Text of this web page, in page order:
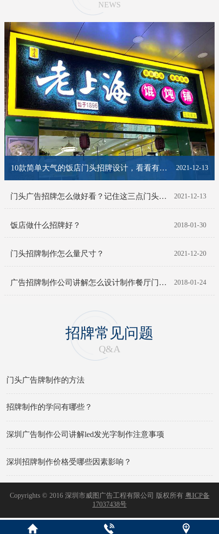
NEWS
2021-12-13
10款简单大气的饭店门头招牌设计，看看有你喜欢的那一款吗？
2021-12-13
门头广告招牌怎么做好看？记住这三点门头招牌脱颖而出！
2018-01-30
饭店做什么招牌好？
2021-12-20
门头招牌制作怎么量尺寸？
2018-01-24
广告招牌制作公司讲解怎么设计制作餐厅门头招牌
招牌常见问题
Q&A
门头广告牌制作的方法
招牌制作的学问有哪些？
深圳广告制作公司讲解led发光字制作注意事项
深圳招牌制作价格受哪些因素影响？
Copyrights © 2016 深圳市威图广告工程有限公司 版权所有 粤ICP备
17037438号